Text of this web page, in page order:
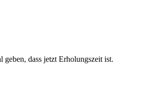
dass jetzt Erholungszeit ist.